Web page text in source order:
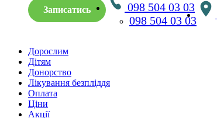
Записатись
098 504 03 03
098 504 03 03
Дорослим
Дітям
Донорство
Лікування безпліддя
Оплата
Ціни
Акції